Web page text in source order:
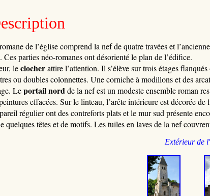
de l’église comprend la nef de quatre travées et
Ces parties néo-romanes ont désorienté le plan de l’édifice.
leclocherattire l’attention. Il s’élève sur trois étages
ou doubles colonnettes. Une corniche à modillons et des
Leportailnordde la nef est un modeste ensemble roman
effacées. Sur le linteau, l’arête intérieure est décorée
régulier ont des contreforts plats et le mur sud présente
quelques têtes et de motifs. Les tuiles en laves de la nef
Extérieur de